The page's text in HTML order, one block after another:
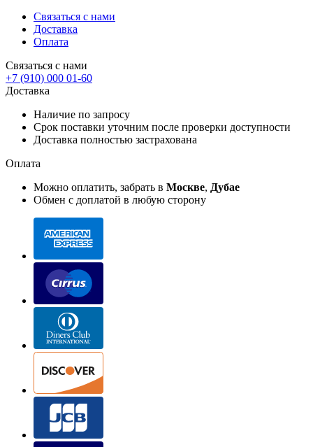
Связаться с нами
Доставка
Оплата
Связаться с нами
+7 (910) 000 01-60
Доставка
Наличие по запросу
Срок поставки уточним после проверки доступности
Доставка полностью застрахована
Оплата
Можно оплатить, забрать в Москве, Дубае
Обмен с доплатой в любую сторону